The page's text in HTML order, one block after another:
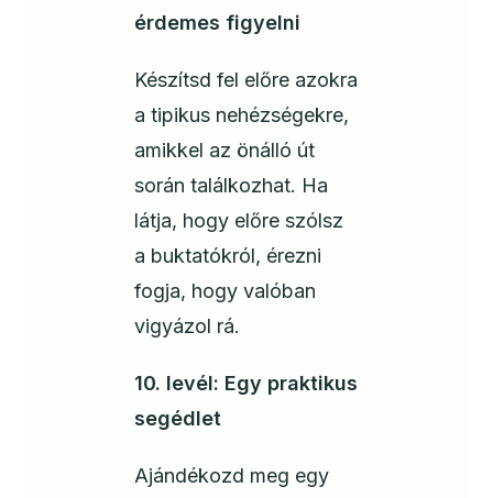
érdemes figyelni
Készítsd fel előre azokra
a tipikus nehézségekre,
amikkel az önálló út
során találkozhat. Ha
látja, hogy előre szólsz
a buktatókról, érezni
fogja, hogy valóban
vigyázol rá.
10. levél: Egy praktikus
segédlet
Ajándékozd meg egy